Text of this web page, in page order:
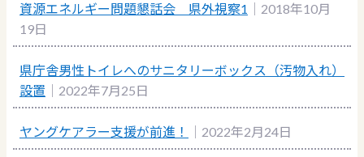
資源エネルギー問題懇話会 県外視察1
｜2018年10月
19日
県庁舎男性トイレへのサニタリーボックス（汚物入れ）
設置 ｜2022年7月25日
ヤングケアラー支援が前進！ ｜2022年2月24日